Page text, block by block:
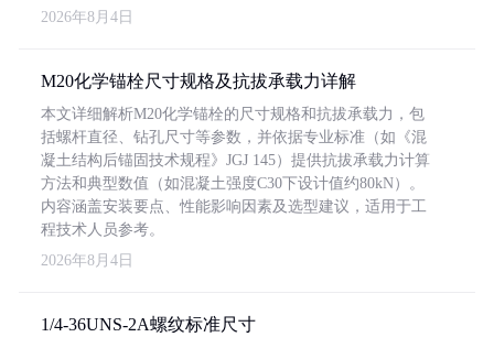
2026年8月4日
M20化学锚栓尺寸规格及抗拔承载力详解
本文详细解析M20化学锚栓的尺寸规格和抗拔承载力，包
括螺杆直径、钻孔尺寸等参数，并依据专业标准（如《混
凝土结构后锚固技术规程》JGJ 145）提供抗拔承载力计算
方法和典型数值（如混凝土强度C30下设计值约80kN）。
内容涵盖安装要点、性能影响因素及选型建议，适用于工
程技术人员参考。
2026年8月4日
1/4-36UNS-2A螺纹标准尺寸